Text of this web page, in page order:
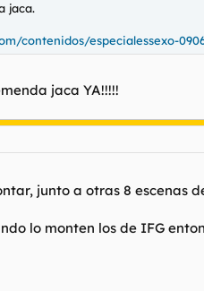
jaca.
contenidos/especialessexo-
jaca YA!!!!!
junto a otras 8 escenas
lo monten los de IFG